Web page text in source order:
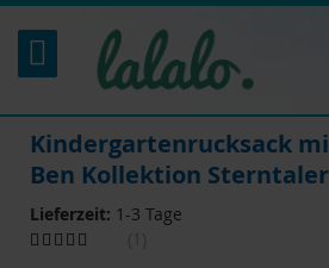
Inhalt
springen
Kindergartenrucksack
Ben Kollektion
Lieferzeit: 1-3 Tage
Bewertung: